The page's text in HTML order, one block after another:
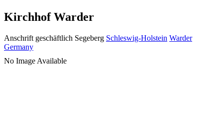
Kirchhof Warder
Anschrift geschäftlich Segeberg Schleswig-Holstein Warder
Germany
No Image Available